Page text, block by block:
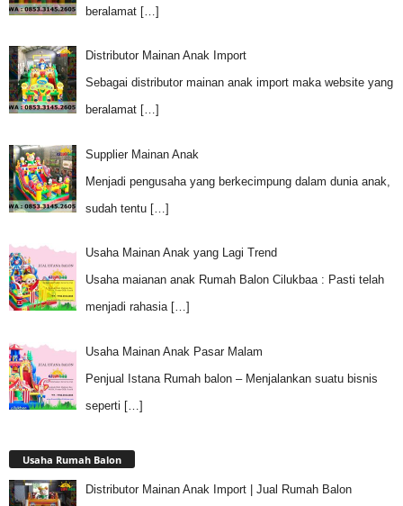
beralamat […]
Distributor Mainan Anak Import
Sebagai distributor mainan anak import maka website yang
beralamat […]
Supplier Mainan Anak
Menjadi pengusaha yang berkecimpung dalam dunia anak,
sudah tentu […]
Usaha Mainan Anak yang Lagi Trend
Usaha maianan anak Rumah Balon Cilukbaa : Pasti telah
menjadi rahasia […]
Usaha Mainan Anak Pasar Malam
Penjual Istana Rumah balon – Menjalankan suatu bisnis
seperti […]
Usaha Rumah Balon
Distributor Mainan Anak Import | Jual Rumah Balon